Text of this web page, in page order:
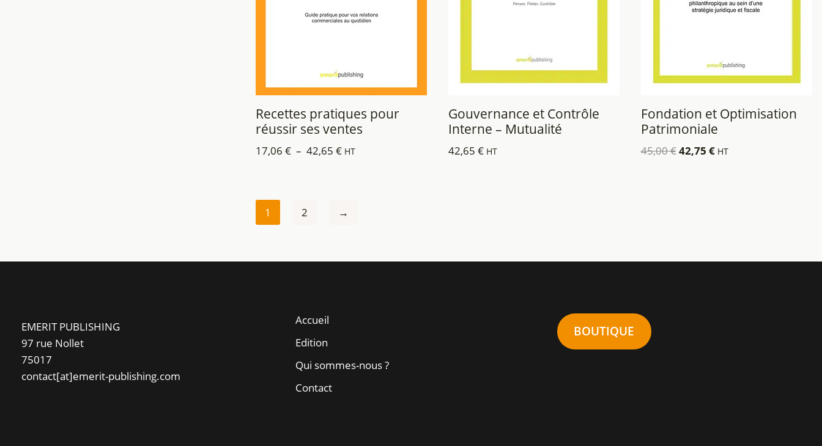
Recettes pratiques pour
réussir ses ventes
17,06€ – 42,65€ HT
Gouvernance et Contrôle
Interne – Mutualité
42,65 € HT
Fondation et Optimisation
Patrimoniale
45,00€42,75 € HT
1 2 →
EMERIT PUBLISHING
97 rue Nollet
75017
contact[at]emerit-publishing.com
Accueil
Edition
Qui sommes-nous ?
Contact
BOUTIQUE